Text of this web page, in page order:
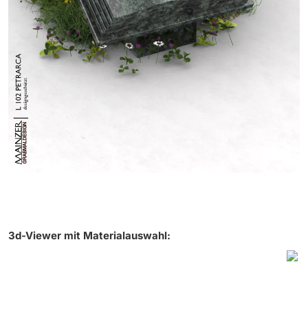
3d-Viewer mit Materialauswahl: